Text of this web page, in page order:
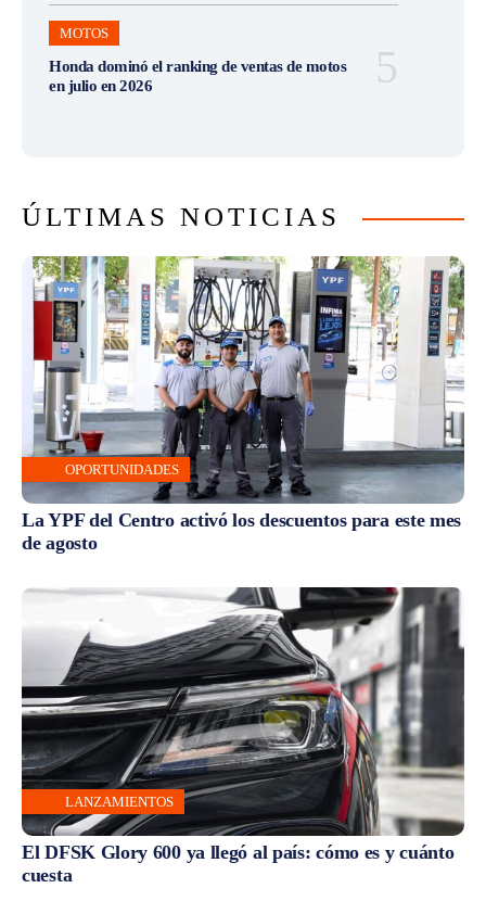
MOTOS
Honda dominó el ranking de ventas de motos
en julio en 2026
ÚLTIMAS NOTICIAS
OPORTUNIDADES
La YPF del Centro activó los descuentos para este mes
de agosto
LANZAMIENTOS
El DFSK Glory 600 ya llegó al país: cómo es y cuánto
cuesta